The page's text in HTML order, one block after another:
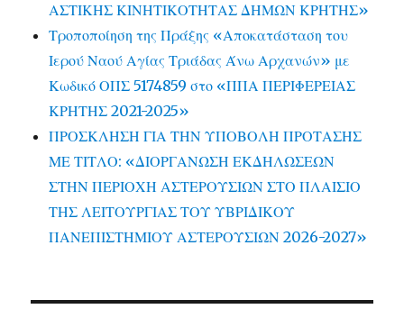
ΑΣΤΙΚΗΣ ΚΙΝΗΤΙΚΟΤΗΤΑΣ ΔΗΜΩΝ ΚΡΗΤΗΣ»
Τροποποίηση της Πράξης «Αποκατάσταση του
Ιερού Ναού Αγίας Τριάδας Άνω Αρχανών» με
Κωδικό ΟΠΣ 5174859 στο «ΠΠΑ ΠΕΡΙΦΕΡΕΙΑΣ
ΚΡΗΤΗΣ 2021-2025»
ΠΡΟΣΚΛΗΣΗ ΓΙΑ ΤΗΝ ΥΠΟΒΟΛΗ ΠΡΟΤΑΣΗΣ
ΜΕ ΤΙΤΛΟ: «ΔΙΟΡΓΑΝΩΣΗ ΕΚΔΗΛΩΣΕΩΝ
ΣΤΗΝ ΠΕΡΙΟΧΗ ΑΣΤΕΡΟΥΣΙΩΝ ΣΤΟ ΠΛΑΙΣΙΟ
ΤΗΣ ΛΕΙΤΟΥΡΓΙΑΣ ΤΟΥ ΥΒΡΙΔΙΚΟΥ
ΠΑΝΕΠΙΣΤΗΜΙΟΥ ΑΣΤΕΡΟΥΣΙΩΝ 2026-2027»